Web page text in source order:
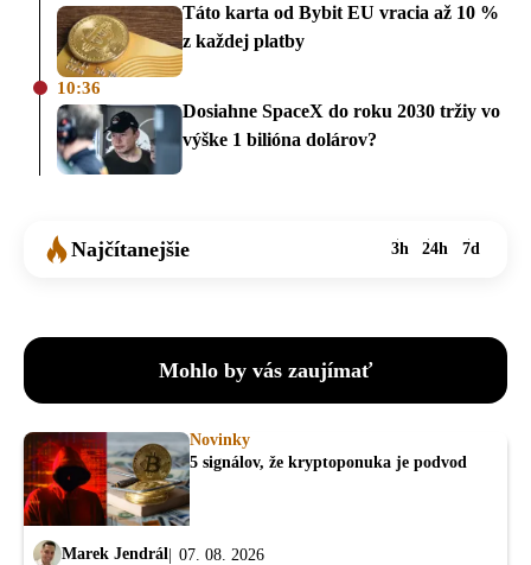
Táto karta od Bybit EU vracia až 10 %
z každej platby
10:36
Dosiahne SpaceX do roku 2030 tržiy vo
výške 1 bilióna dolárov?
Najčítanejšie 3h 24h 7d
Mohlo by vás zaujímať
Novinky
5 signálov, že kryptoponuka je podvod
Marek Jendrál 07. 08. 2026